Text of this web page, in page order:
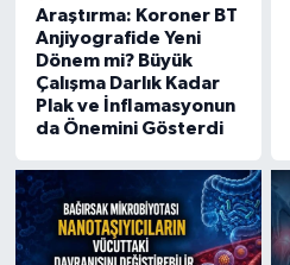
Araştırma: Koroner BT
Anjiyografide Yeni
Dönem mi? Büyük
Çalışma Darlık Kadar
Plak ve İnflamasyonun
da Önemini Gösterdi